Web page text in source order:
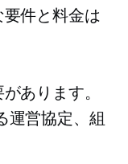
件と料金は
あります。
運営協定、組